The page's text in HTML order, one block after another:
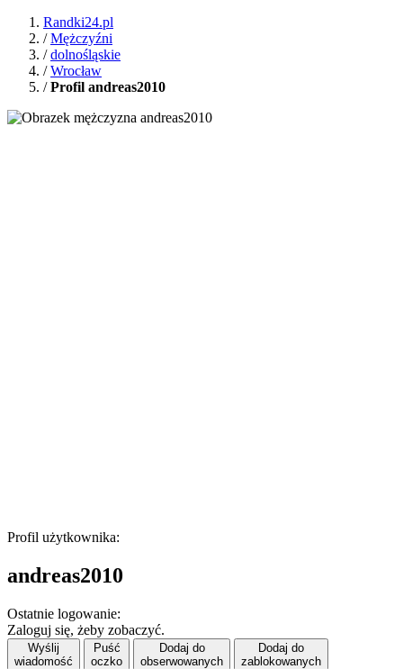
Randki24.pl
/Mężczyźni
/dolnośląskie
/Wrocław
/Profil andreas2010
Profil użytkownika:
andreas2010
Ostatnie logowanie:
Zaloguj się, żeby zobaczyć.
Wyślij
wiadomość
Puść
oczko
Dodaj do
obserwowanych
Dodaj do
zablokowanych